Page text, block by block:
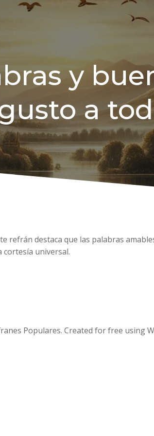
y
a
refrán destaca que las palabras
cortesía universal.
Populares. Created for free using